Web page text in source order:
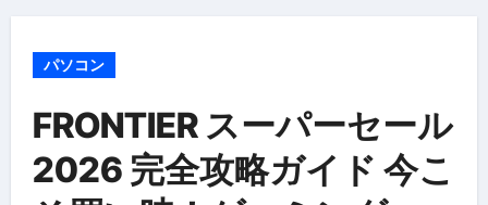
パソコン
FRONTIER スーパーセール
2026 完全攻略ガイド 今こ